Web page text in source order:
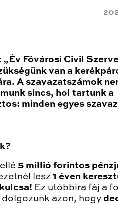
„Év Fővárosi Civil
van a
A szavazatszámok
sincs, hol tartunk a
minden egyes
5 millió forintos
lesz 1 éven
Ez utóbbira fáj a
azon, hogy